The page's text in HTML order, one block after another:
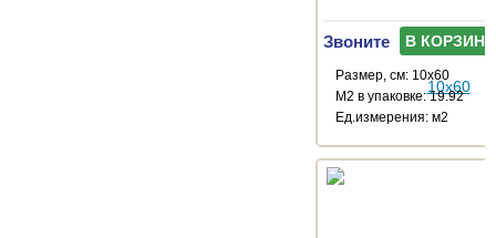
Звоните В КОРЗИНУ
Размер, см: 10x60
М2 в упаковке: 19.92
Ед.измерения: м2